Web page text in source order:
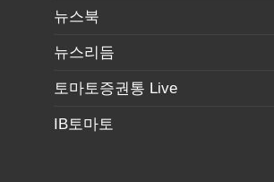
뉴스북
뉴스리듬
토마토증권통 Live
IB토마토